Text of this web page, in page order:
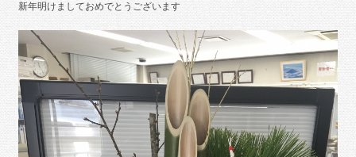
新年明けましておめでとうございます